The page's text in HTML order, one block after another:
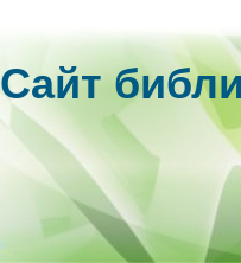
Cайт